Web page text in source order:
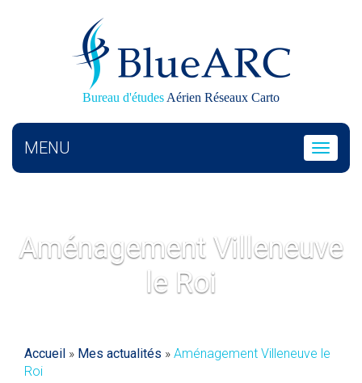
Bureau d'études Aérien Réseaux Carto
MENU
Toggle
Aménagement Villeneuve
le Roi
Accueil » Mes actualités » Aménagement Villeneuve le
Roi